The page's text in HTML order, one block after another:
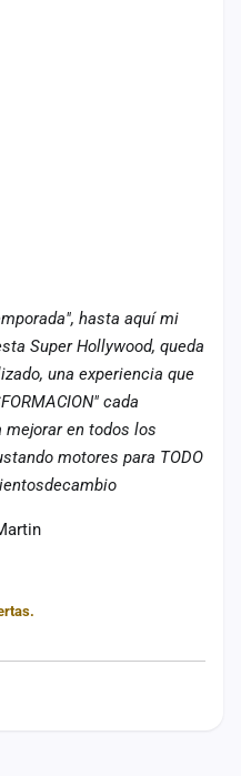
hasta aquí mi
Super Hollywood, queda
una experiencia que
cada
mejorar en todos los
motores para TODO